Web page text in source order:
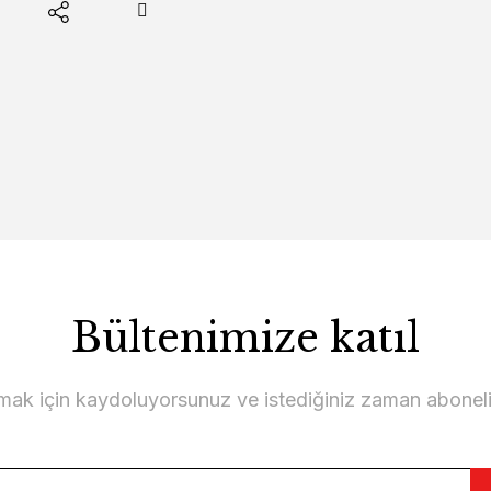
Bültenimize katıl
için kaydoluyorsunuz ve istediğiniz zaman